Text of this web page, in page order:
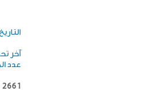
آخر
عدد
2661